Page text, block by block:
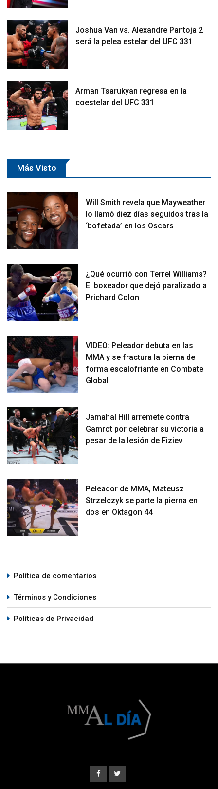
Joshua Van vs. Alexandre Pantoja 2
será la pelea estelar del UFC 331
Arman Tsarukyan regresa en la
coestelar del UFC 331
Más Visto
Will Smith revela que Mayweather
lo llamó diez días seguidos tras la
‘bofetada’ en los Oscars
¿Qué ocurrió con Terrel Williams?
El boxeador que dejó paralizado a
Prichard Colon
VIDEO: Peleador debuta en las
MMA y se fractura la pierna de
forma escalofriante en Combate
Global
Jamahal Hill arremete contra
Gamrot por celebrar su victoria a
pesar de la lesión de Fiziev
Peleador de MMA, Mateusz
Strzelczyk se parte la pierna en
dos en Oktagon 44
Política de comentarios
Términos y Condiciones
Políticas de Privacidad